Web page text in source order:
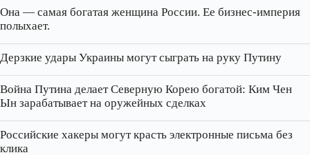
Она — самая богатая женщина России. Ее бизнес‑империя
полыхает.
Дерзкие удары Украины могут сыграть на руку Путину
Война Путина делает Северную Корею богатой: Ким Чен
Ын зарабатывает на оружейных сделках
Российские хакеры могут красть электронные письма без
клика